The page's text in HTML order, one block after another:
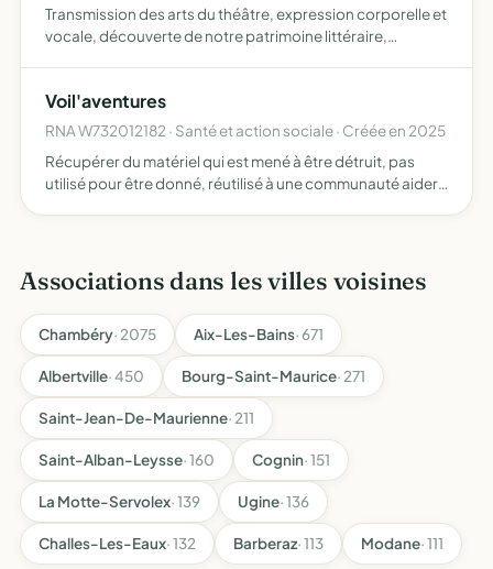
Transmission des arts du théâtre, expression corporelle et
vocale, découverte de notre patrimoine littéraire,
organisati…
Voil'aventures
RNA W732012182 · Santé et action sociale · Créée en 2025
Récupérer du matériel qui est mené à être détruit, pas
utilisé pour être donné, réutilisé à une communauté aider
Associations dans les villes voisines
Chambéry· 2075 Aix-Les-Bains· 671
Albertville· 450 Bourg-Saint-Maurice· 271
Saint-Jean-De-Maurienne· 211
Saint-Alban-Leysse· 160 Cognin· 151
La Motte-Servolex· 139 Ugine· 136
Challes-Les-Eaux· 132 Barberaz· 113 Modane· 111